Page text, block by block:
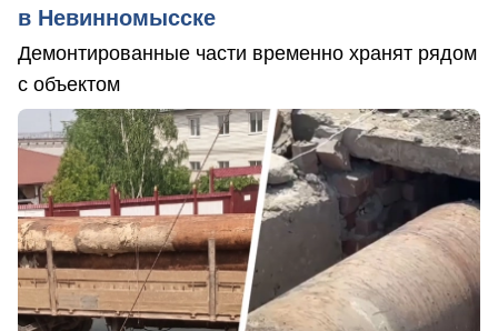
в Невинномысске
Демонтированные части временно хранят рядом
с объектом